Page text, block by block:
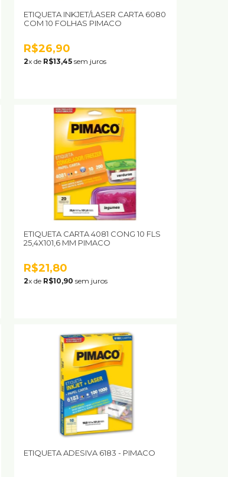
ETIQUETA INKJET/LASER CARTA 6080
COM 10 FOLHAS PIMACO
R$26,90
2x de R$13,45sem juros
ETIQUETA CARTA 4081 CONG 10 FLS
25,4X101,6 MM PIMACO
R$21,80
2x de R$10,90 sem juros
ETIQUETA ADESIVA 6183 - PIMACO